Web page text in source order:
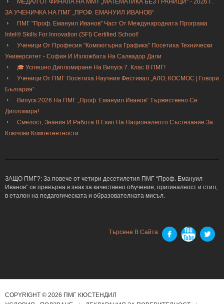
МЕДАЛ ОТ ФИНАЛА НА ММТ „МАТЕМАТИКА БЕЗ ГРАНИЦИ“ - 2026 Г.
ЗА УЧЕНИЧКА НА ПМГ „ПРОФ. ЕМАНУИЛ ИВАНОВ“
ПМГ "Проф. Емануил Иванов" Част От Международната Програма
Intel® Skills For Innovation (SFI) Certified School!
Ученици От Професия "Компютърна Графика" Посетиха Технически
Университет - София И Изложбата На Салвадор Дали
🎓 Успешно Дипломиране На Випуск 7. Клас В ПМГ!
Ученици От ПМГ Посетиха Научния Фестивал „АЛО, КОСМОС | Говори
България“
Випуск 2026 На ПМГ „Проф. Емануил Иванов“ Тържествено Се
Дипломира!
Смелост, Знания И Работа В Екип На Националното Състезание За
Ключови Компетентности
ЗАЩО ПМГ?: За повече от четири десетилетия ПМГ “Проф. Емануил
Иванов” се превърна в знак за качествено обучение, оригиналност и стил,
в еталон на педагогическата и образователната мисъл.
Търсене В Сайта
COPYRIGHT © 2026 ПМГ КЮСТЕНДИЛ